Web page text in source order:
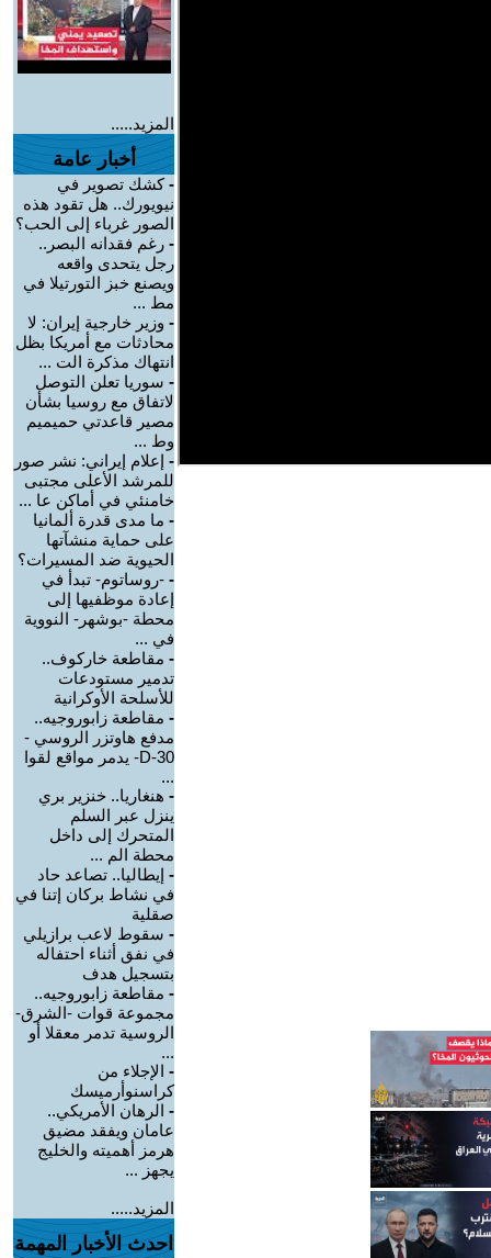
المزيد.....
أخبار عامة
-كشك تصوير في
نيويورك.. هل تقود هذه
الصور غرباء إلى الحب؟
- رغم فقدانه البصر..
رجل يتحدى واقعه
ويصنع خبز التورتيلا في
مط ...
- وزير خارجية إيران: لا
محادثات مع أمريكا بظل
انتهاك مذكرة الت ...
- سوريا تعلن التوصل
لاتفاق مع روسيا بشأن
مصير قاعدتي حميميم
وط ...
- إعلام إيراني: نشر صور
للمرشد الأعلى مجتبى
خامنئي في أماكن عا ...
- ما مدى قدرة ألمانيا
على حماية منشآتها
الحيوية ضد المسيرات؟
- -روساتوم- تبدأ في
إعادة موظفيها إلى
محطة -بوشهر- النووية
في ...
- مقاطعة خاركوف..
تدمير مستودعات
للأسلحة الأوكرانية
- مقاطعة زابوروجيه..
مدفع هاوتزر الروسي -
D-30- يدمر مواقع لقوا
...
- هنغاريا.. خنزير بري
ينزل عبر السلم
المتحرك إلى داخل
محطة الم ...
- إيطاليا.. تصاعد حاد
في نشاط بركان إتنا في
صقلية
- سقوط لاعب برازيلي
في نفق أثناء احتفاله
بتسجيل هدف
- مقاطعة زابوروجيه..
مجموعة قوات -الشرق-
الروسية تدمر معقلا أو
...
- الإجلاء من
كراسنوأرميسك
- الرهان الأمريكي..
عامان ويفقد مضيق
هرمز أهميته والخليج
يجهز ...
المزيد.....
احدث الأخبار المهمة